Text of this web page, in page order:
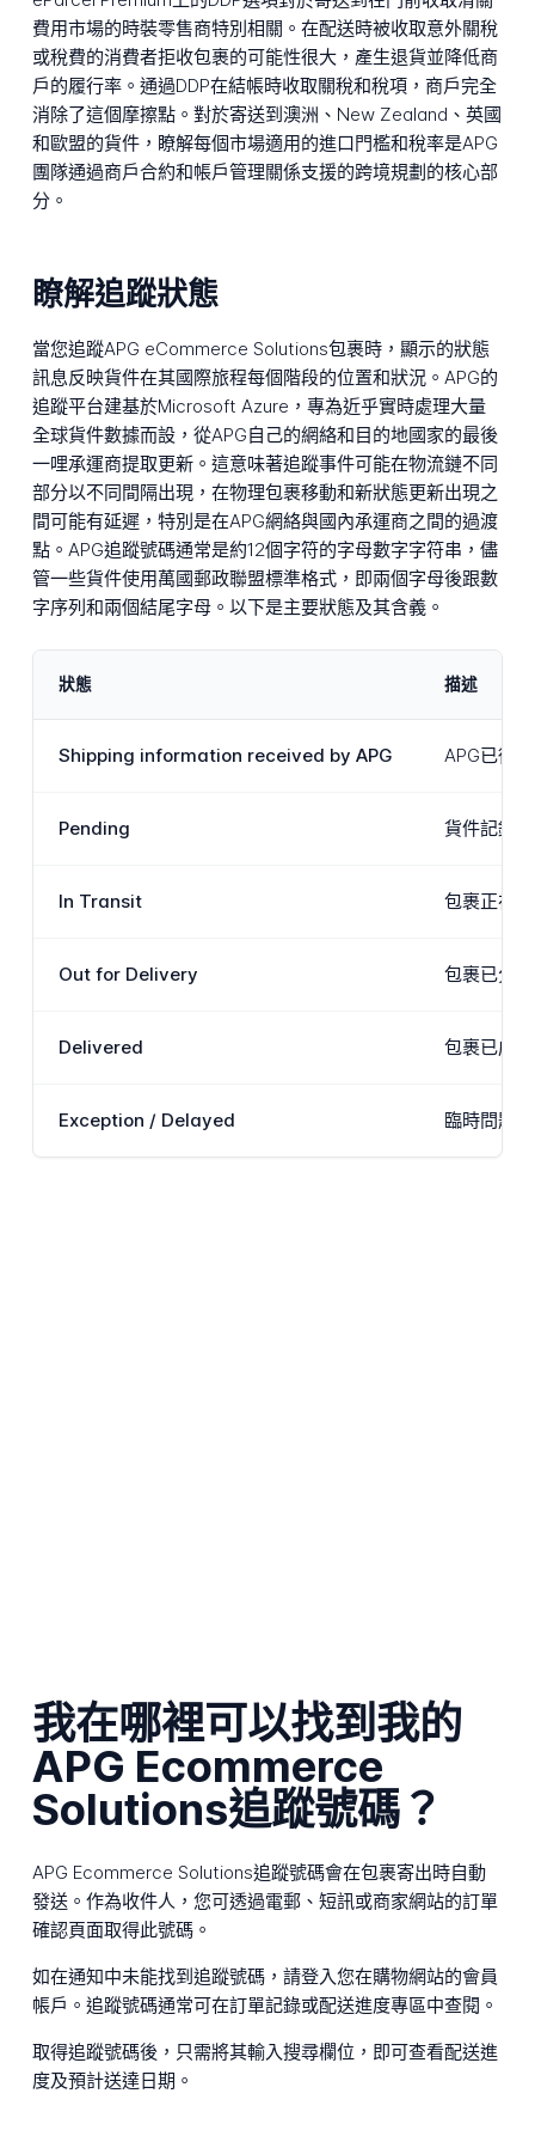
費用市場的時裝零售商特別相關。在配送時被收取意外關稅
或稅費的消費者拒收包裹的可能性很大，產生退貨並降低商
戶的履行率。通過DDP在結帳時收取關稅和稅項，商戶完全
消除了這個摩擦點。對於寄送到澳洲、New Zealand、英國
和歐盟的貨件，瞭解每個市場適用的進口門檻和稅率是APG
團隊通過商戶合約和帳戶管理關係支援的跨境規劃的核心部
分。
瞭解追蹤狀態
當您追蹤APG eCommerce Solutions包裹時，顯示的狀態
訊息反映貨件在其國際旅程每個階段的位置和狀況。APG的
追蹤平台建基於Microsoft Azure，專為近乎實時處理大量
全球貨件數據而設，從APG自己的網絡和目的地國家的最後
一哩承運商提取更新。這意味著追蹤事件可能在物流鏈不同
部分以不同間隔出現，在物理包裹移動和新狀態更新出現之
間可能有延遲，特別是在APG網絡與國內承運商之間的過渡
點。APG追蹤號碼通常是約12個字符的字母數字字符串，儘
管一些貨件使用萬國郵政聯盟標準格式，即兩個字母後跟數
字序列和兩個結尾字母。以下是主要狀態及其含義。
狀態 描述
Shipping information received by APG APG已從
Pending 貨件記錄
In Transit 包裹正在
Out for Delivery 包裹已分
Delivered 包裹已成
Exception / Delayed 臨時問題
我在哪裡可以找到我的
APG Ecommerce
Solutions追蹤號碼？
APG Ecommerce Solutions追蹤號碼會在包裹寄出時自動
發送。作為收件人，您可透過電郵、短訊或商家網站的訂單
確認頁面取得此號碼。
如在通知中未能找到追蹤號碼，請登入您在購物網站的會員
帳戶。追蹤號碼通常可在訂單記錄或配送進度專區中查閱。
取得追蹤號碼後，只需將其輸入搜尋欄位，即可查看配送進
度及預計送達日期。